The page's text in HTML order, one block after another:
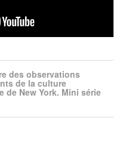
des observations
de la culture
de New York. Mini série